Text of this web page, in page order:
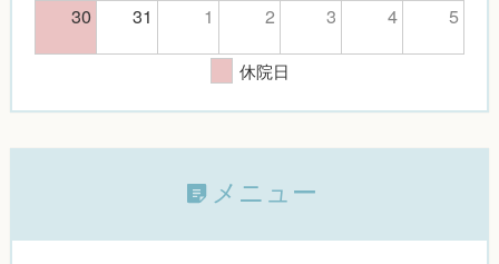
30
31 1 2 3 4 5
休院日
メニュー